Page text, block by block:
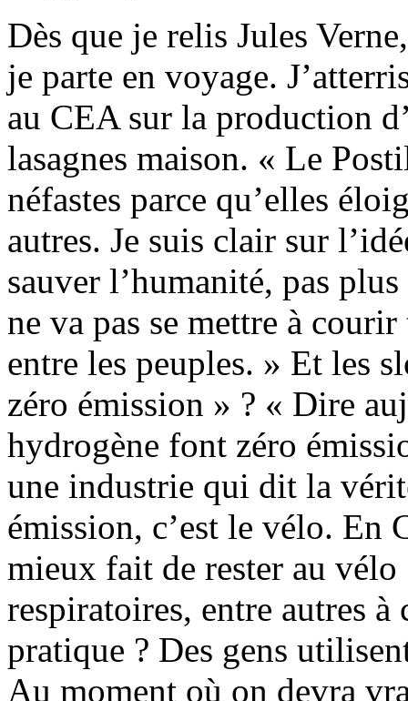
Dès que je relis Jules
je parte en voyage.
au CEA sur la production
lasagnes maison. « Le
néfastes parce qu’elles
autres. Je suis clair sur
sauver l’humanité, pas
ne va pas se mettre à
entre les peuples. » Et les
zéro émission » ? « Dire
hydrogène font zéro
une industrie qui dit la
émission, c’est le vélo. En
mieux fait de rester au vélo
respiratoires, entre autres
pratique ? Des gens
Au moment où on devra